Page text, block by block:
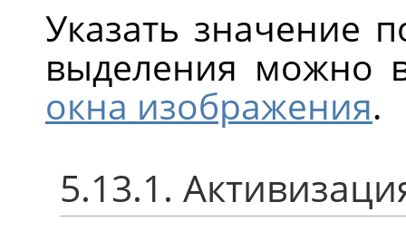
Указать значение
выделения можно
окна изображения.
5.13.1.